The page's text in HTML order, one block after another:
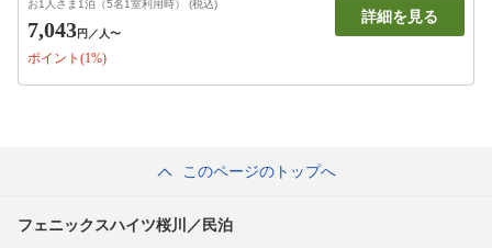
お1人さま1泊（5名1室利用時） (税込)
7,043円 ／人〜
ポイント(1%)
詳細を見る
このページのトップへ
フェニックスハイツ桜川／民泊